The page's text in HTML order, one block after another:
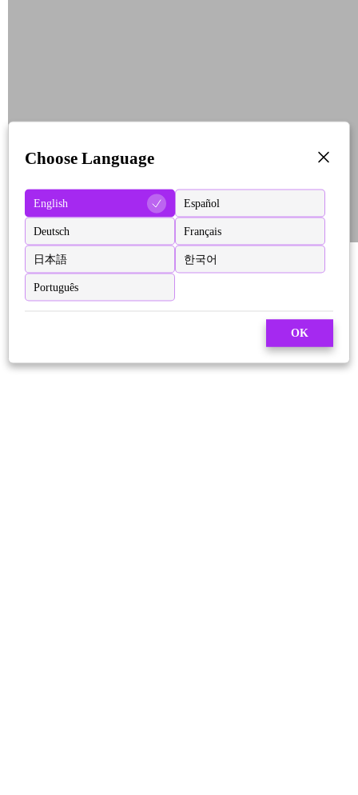
Choose Language
English Español
Deutsch Français
日本語 한국어
Português
OK